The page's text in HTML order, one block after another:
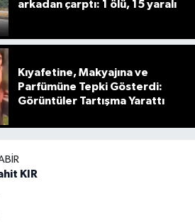
arkadan çarptı: 1 ölü, 15 yaralı
Kıyafetine, Makyajına ve
Parfümüne Tepki Gösterdi:
Görüntüler Tartışma Yarattı
KIR